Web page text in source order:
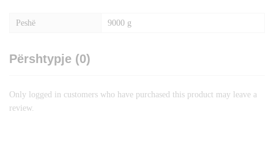
Peshë 9000 g
Përshtypje (0)
Only logged in customers who have purchased this product may leave a
review.